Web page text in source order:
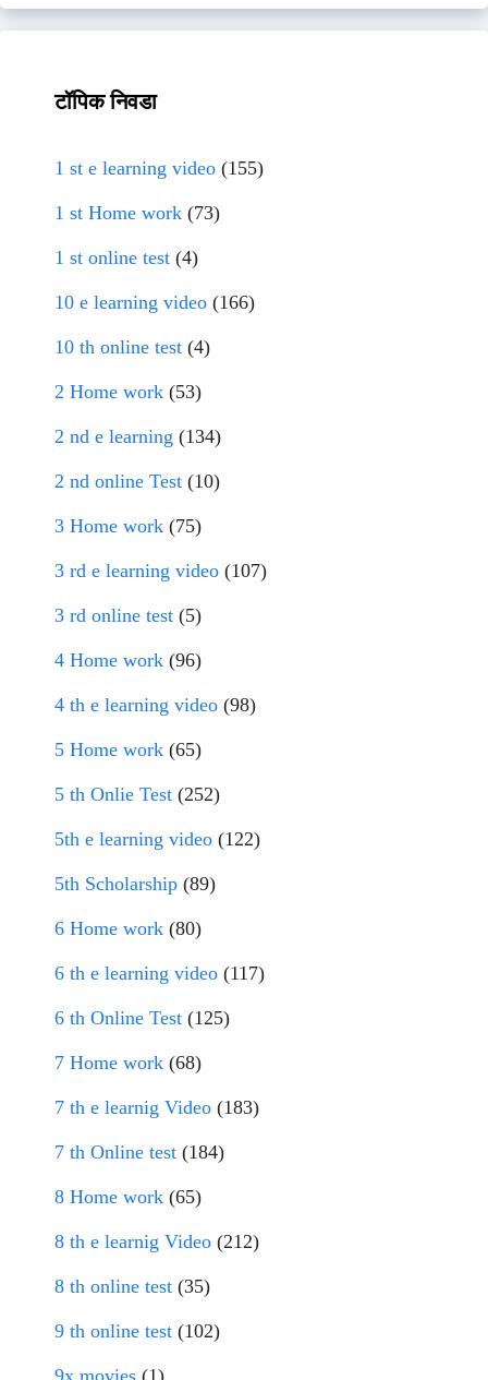
टॉपिक निवडा
1 st e learning video (155)
1 st Home work (73)
1 st online test (4)
10 e learning video (166)
10 th online test (4)
2 Home work (53)
2 nd e learning (134)
2 nd online Test (10)
3 Home work (75)
3 rd e learning video (107)
3 rd online test (5)
4 Home work (96)
4 th e learning video (98)
5 Home work (65)
5 th Onlie Test (252)
5th e learning video (122)
5th Scholarship (89)
6 Home work (80)
6 th e learning video (117)
6 th Online Test (125)
7 Home work (68)
7 th e learnig Video (183)
7 th Online test (184)
8 Home work (65)
8 th e learnig Video (212)
8 th online test (35)
9 th online test (102)
9x movies (1)